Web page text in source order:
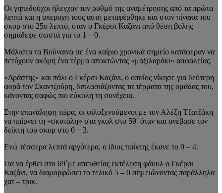
Οι γηπεδούχοι ήλεγχαν τον ρυθμό της αναμέτρησης από τα πρώτα
λεπτά και η υπεροχή τους αυτή μεταφέρθηκε και στον πίνακα του
σκορ στο 25ο λεπτό, όταν ο Γκέρσι Καζάνι από θέση βολής
σημάδεψε σωστά για το 1 – 0.
Μάλιστα τα Βούναινα σε ένα καίριο χρονικά σημείο κατάφεραν να
πετύχουν ακόμη ένα τέρμα αποκτώντας «μαξιλαράκι» ασφαλείας.
«Δράστης» και πάλι ο Γκέρσι Καζάνι, ο οποίος νίκησε για δεύτερη
φορά τον Σκαντζούρη, διπλασιάζοντας τα τέρματα της ομάδας του,
κάνοντας σαφώς πιο εύκολη τη συνέχεια.
Στην επανάληψη τώρα, οι φιλοξενούμενοι με τον Αλέξη Τζατζάκη
να παίρνει τη «σκυτάλη» στα γκολ στο 59′ όταν και ανέβασε τον
δείκτη του σκορ στο 0 – 3.
Ενώ τέσσερα λεπτά αργότερα, ο ίδιος παίκτης έκανε το 0 – 4.
Για να έρθει στο 69΄με απευθείας εκτέλεση φάουλ ο Γκέρσι
Καζάνι, να διαμορφώσει το τελικό 5 – 0 σημειώνοντας παράλληλα
χατ – τρικ.